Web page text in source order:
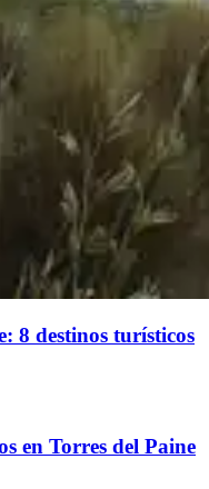
8 destinos turísticos
en Torres del Paine